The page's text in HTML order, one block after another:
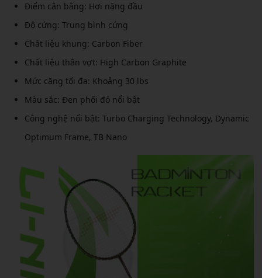
Điểm cân bằng: Hơi nặng đầu
Độ cứng: Trung bình cứng
Chất liệu khung: Carbon Fiber
Chất liệu thân vợt: High Carbon Graphite
Mức căng tối đa: Khoảng 30 lbs
Màu sắc: Đen phối đỏ nổi bật
Công nghệ nổi bật: Turbo Charging Technology, Dynamic
Optimum Frame, TB Nano